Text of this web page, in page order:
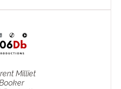
Milliet